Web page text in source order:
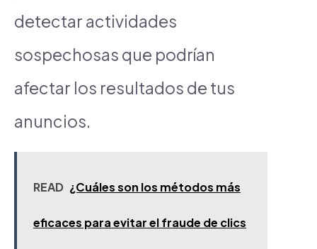
detectar actividades
sospechosas que podrían
afectar los resultados de tus
anuncios.
READ ¿Cuáles son los métodos más
eficaces para evitar el fraude de clics